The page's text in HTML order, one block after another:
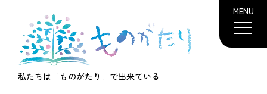
MENU
私たちは「ものがたり」で出来ている